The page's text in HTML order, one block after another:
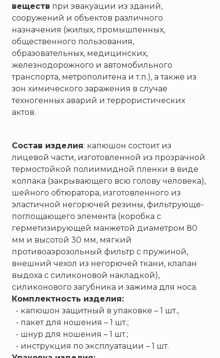
веществ при эвакуации из зданий,
сооружений и объектов различного
назначения (жилых, промышленных,
общественного пользования,
образовательных, медицинских,
железнодорожного и автомобильного
транспорта, метрополитена и т.п.), а также из
зон химического заражения в случае
техногенных аварий и террористических
актов.
Состав изделия: капюшон состоит из
лицевой части, изготовленной из прозрачной
термостойкой полиимидной пленки в виде
колпака (закрывающего всю голову человека),
шейного обтюратора, изготовленного из
эластичной негорючей резины, фильтрующе-
поглощающего элемента (коробка с
герметизирующей манжетой диаметром 80
мм и высотой 30 мм, мягкий
противоаэрозольный фильтр с пружиной,
внешний чехол из негорючей ткани, клапан
выдоха с силиконовой накладкой),
силиконового загубника и зажима для носа.
Комплектность изделия:
- капюшон защитный в упаковке – 1 шт.,
- пакет для ношения – 1 шт.;
- шнур для ношения – 1 шт.;
- инструкция по эксплуатации – 1 шт.